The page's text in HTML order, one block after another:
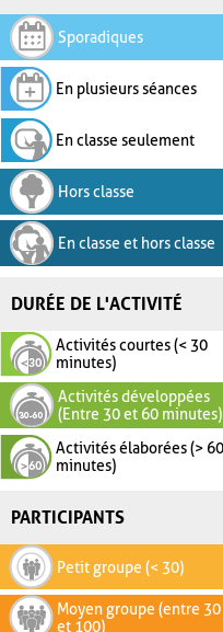
Sporadiques
En plusieurs séances
En classe seulement
Hors classe
En classe et hors classe
DURÉE DE L'ACTIVITÉ
Activités courtes (< 30
minutes)
Activités développées
(Entre 30 et 60 minutes)
Activités élaborées (> 60
minutes)
PARTICIPANTS
Petit groupe (< 30)
Moyen groupe (entre 30
et 100)